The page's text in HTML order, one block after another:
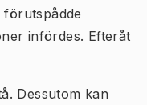
förutspådde
infördes. Efteråt
Dessutom kan